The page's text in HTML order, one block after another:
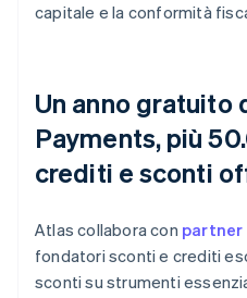
capitale e la conformità
Un anno gratuito
Payments, più
crediti e sconti
Atlas collabora con partner
fondatori sconti e crediti
sconti su strumenti